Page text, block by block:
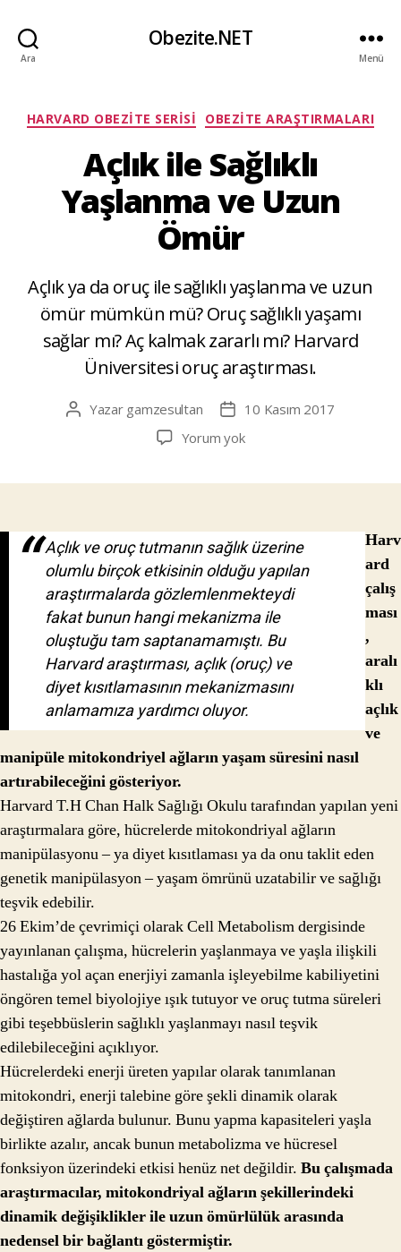
Ara
Obezite.NET
Menü
Kategoriler
HARVARD OBEZITE SERISI OBEZITE ARAŞTIRMALARI
Açlık ile Sağlıklı
Yaşlanma ve Uzun
Ömür
Açlık ya da oruç ile sağlıklı yaşlanma ve uzun
ömür mümkün mü? Oruç sağlıklı yaşamı
sağlar mı? Aç kalmak zararlı mı? Harvard
Üniversitesi oruç araştırması.
Yazının
Yazar gamzesultan
Yazı
tarihi
10 Kasım 2017
Yorum yokAçlık
Uzun
Ömür
Açlık ve oruç tutmanın sağlık üzerine
olumlu birçok etkisinin olduğu yapılan
araştırmalarda gözlemlenmekteydi
fakat bunun hangi mekanizma ile
oluştuğu tam saptanamamıştı. Bu
Harvard araştırması, açlık (oruç) ve
diyet kısıtlamasının mekanizmasını
anlamamıza yardımcı oluyor.
Harv
ard
çalış
ması
,
aralı
klı
açlık
ve
manipüle mitokondriyel ağların yaşam süresini nasıl
artırabileceğini gösteriyor.
Harvard T.H Chan Halk Sağlığı Okulu tarafından yapılan yeni
araştırmalara göre, hücrelerde mitokondriyal ağların
manipülasyonu – ya diyet kısıtlaması ya da onu taklit eden
genetik manipülasyon – yaşam ömrünü uzatabilir ve sağlığı
teşvik edebilir.
26 Ekim’de çevrimiçi olarak Cell Metabolism dergisinde
yayınlanan çalışma, hücrelerin yaşlanmaya ve yaşla ilişkili
hastalığa yol açan enerjiyi zamanla işleyebilme kabiliyetini
öngören temel biyolojiye ışık tutuyor ve oruç tutma süreleri
gibi teşebbüslerin sağlıklı yaşlanmayı nasıl teşvik
edilebileceğini açıklıyor.
Hücrelerdeki enerji üreten yapılar olarak tanımlanan
mitokondri, enerji talebine göre şekli dinamik olarak
değiştiren ağlarda bulunur. Bunu yapma kapasiteleri yaşla
birlikte azalır, ancak bunun metabolizma ve hücresel
fonksiyon üzerindeki etkisi henüz net değildir. Bu çalışmada
araştırmacılar, mitokondriyal ağların şekillerindeki
dinamik değişiklikler ile uzun ömürlülük arasında
nedensel bir bağlantı göstermiştir.